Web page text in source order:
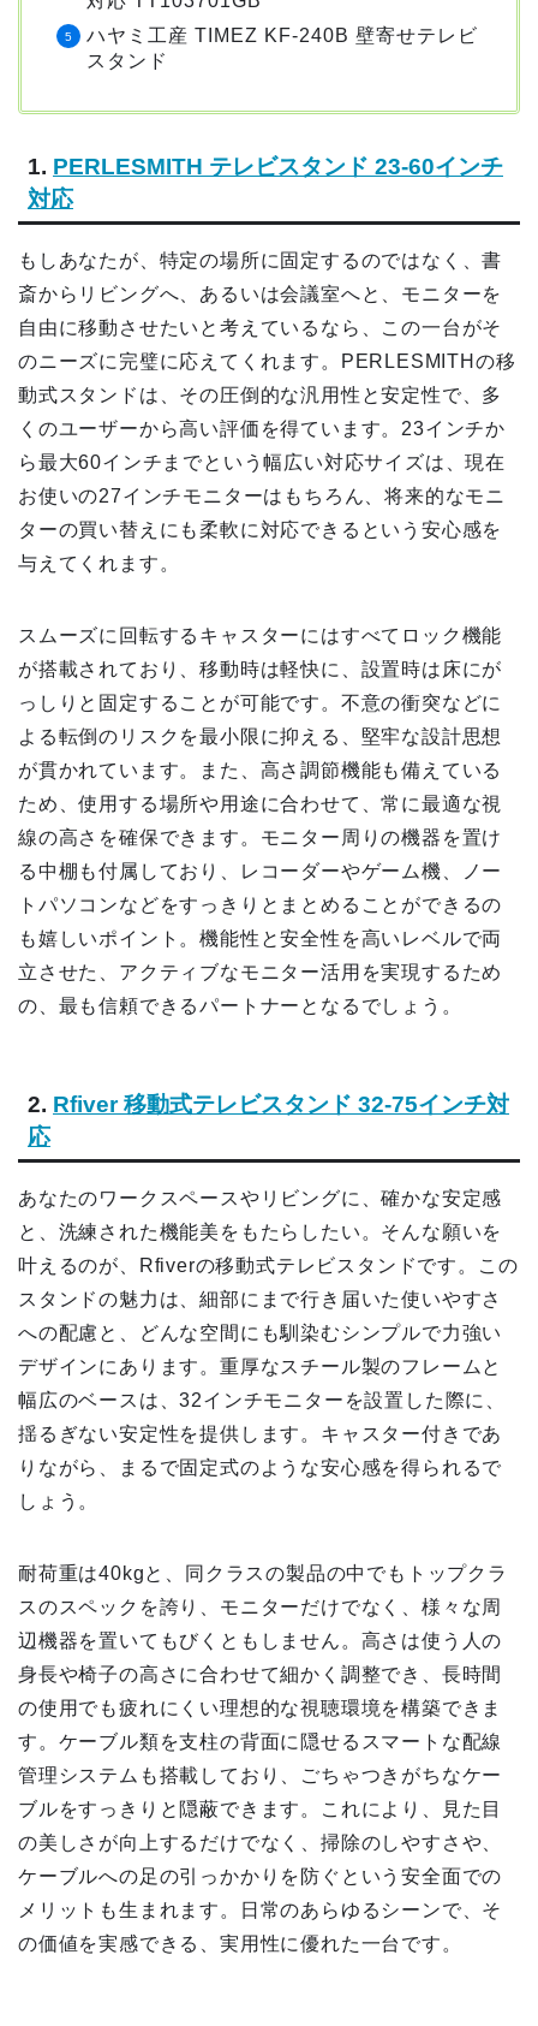
ハヤミ工産 TIMEZ KF-240B 壁寄せテレビ
スタンド
1. PERLESMITH テレビスタンド 23-60インチ
対応
もしあなたが、特定の場所に固定するのではなく、書
斎からリビングへ、あるいは会議室へと、モニターを
自由に移動させたいと考えているなら、この一台がそ
のニーズに完璧に応えてくれます。PERLESMITHの移
動式スタンドは、その圧倒的な汎用性と安定性で、多
くのユーザーから高い評価を得ています。23インチか
ら最大60インチまでという幅広い対応サイズは、現在
お使いの27インチモニターはもちろん、将来的なモニ
ターの買い替えにも柔軟に対応できるという安心感を
与えてくれます。
スムーズに回転するキャスターにはすべてロック機能
が搭載されており、移動時は軽快に、設置時は床にが
っしりと固定することが可能です。不意の衝突などに
よる転倒のリスクを最小限に抑える、堅牢な設計思想
が貫かれています。また、高さ調節機能も備えている
ため、使用する場所や用途に合わせて、常に最適な視
線の高さを確保できます。モニター周りの機器を置け
る中棚も付属しており、レコーダーやゲーム機、ノー
トパソコンなどをすっきりとまとめることができるの
も嬉しいポイント。機能性と安全性を高いレベルで両
立させた、アクティブなモニター活用を実現するため
の、最も信頼できるパートナーとなるでしょう。
2. Rfiver 移動式テレビスタンド 32-75インチ対
応
あなたのワークスペースやリビングに、確かな安定感
と、洗練された機能美をもたらしたい。そんな願いを
叶えるのが、Rfiverの移動式テレビスタンドです。この
スタンドの魅力は、細部にまで行き届いた使いやすさ
への配慮と、どんな空間にも馴染むシンプルで力強い
デザインにあります。重厚なスチール製のフレームと
幅広のベースは、32インチモニターを設置した際に、
揺るぎない安定性を提供します。キャスター付きであ
りながら、まるで固定式のような安心感を得られるで
しょう。
耐荷重は40kgと、同クラスの製品の中でもトップクラ
スのスペックを誇り、モニターだけでなく、様々な周
辺機器を置いてもびくともしません。高さは使う人の
身長や椅子の高さに合わせて細かく調整でき、長時間
の使用でも疲れにくい理想的な視聴環境を構築できま
す。ケーブル類を支柱の背面に隠せるスマートな配線
管理システムも搭載しており、ごちゃつきがちなケー
ブルをすっきりと隠蔽できます。これにより、見た目
の美しさが向上するだけでなく、掃除のしやすさや、
ケーブルへの足の引っかかりを防ぐという安全面での
メリットも生まれます。日常のあらゆるシーンで、そ
の価値を実感できる、実用性に優れた一台です。